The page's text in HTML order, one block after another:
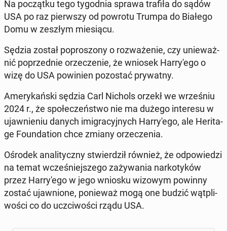
Na po­cząt­ku tego ty­go­dnia sprawa trafiła do sądów
USA po raz pierw­szy od powrotu Trumpa do Białego
Domu w zeszłym mie­sią­cu.
Sędzia został po­pro­szo­ny o roz­wa­że­nie, czy unie­waż­
nić po­przed­nie orze­cze­nie, że wniosek Har­ry­'e­go o
wizę do USA po­wi­nien po­zo­stać pry­wat­ny.
Ame­ry­kań­ski sędzia Carl Nichols orzekł we wrze­śniu
2024 r., że spo­łe­czeń­stwo nie ma dużego in­te­re­su w
ujaw­nie­niu danych imi­gra­cyj­nych Har­ry­'e­go, ale He­ri­ta­
ge Fo­un­da­tion chce zmiany orze­cze­nia.
Ośrodek ana­li­tycz­ny stwier­dził również, że od­po­wie­dzi
na temat wcze­śniej­sze­go za­ży­wa­nia nar­ko­ty­ków
przez Har­ry­'e­go w jego wniosku wizowym powinny
zostać ujaw­nio­ne, po­nie­waż mogą one budzić wąt­pli­
wo­ści co do uczci­wo­ści rządu USA.